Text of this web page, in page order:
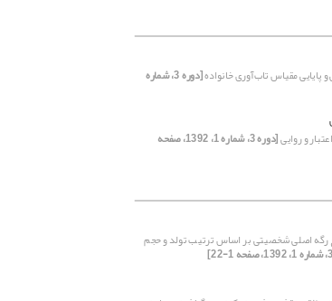
پایایی مقیاس تاب‌آوری خانواده [دوره 3، شماره
و روایی [دوره 3، شماره 1، 1392، صفحه
اصلی شخصیتی بر اساس ترتیب تولد و حجم